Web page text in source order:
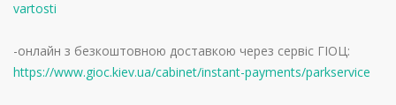
vartosti
-онлайн з безкоштовною доставкою через сервіс ГІОЦ:
https://www.gioc.kiev.ua/cabinet/instant-payments/parkservice